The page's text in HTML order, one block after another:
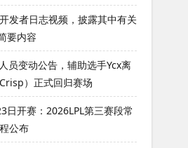
发者日志视频，披露其中有关
要内容
员变动公告，辅助选手Ycx离
）正式回归赛场
日开赛：2026LPL第三赛段常
公布